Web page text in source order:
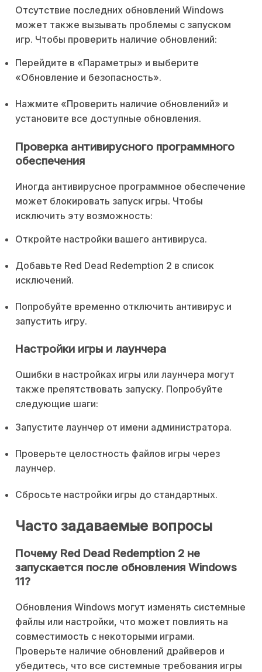
Отсутствие последних обновлений Windows
может также вызывать проблемы с запуском
игр. Чтобы проверить наличие обновлений:
Перейдите в «Параметры» и выберите
«Обновление и безопасность».
Нажмите «Проверить наличие обновлений» и
установите все доступные обновления.
Проверка антивирусного программного
обеспечения
Иногда антивирусное программное обеспечение
может блокировать запуск игры. Чтобы
исключить эту возможность:
Откройте настройки вашего антивируса.
Добавьте Red Dead Redemption 2 в список
исключений.
Попробуйте временно отключить антивирус и
запустить игру.
Настройки игры и лаунчера
Ошибки в настройках игры или лаунчера могут
также препятствовать запуску. Попробуйте
следующие шаги:
Запустите лаунчер от имени администратора.
Проверьте целостность файлов игры через
лаунчер.
Сбросьте настройки игры до стандартных.
Часто задаваемые вопросы
Почему Red Dead Redemption 2 не
запускается после обновления Windows
11?
Обновления Windows могут изменять системные
файлы или настройки, что может повлиять на
совместимость с некоторыми играми.
Проверьте наличие обновлений драйверов и
убедитесь, что все системные требования игры